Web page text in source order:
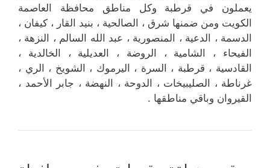
يعملون في قرطبة وكل مناطق محافظة العاصمة
الكويت ومن ضمنها شرق ، الصالحية ، بنيد القار ، كيفان ،
الدسمة ، الدعية ، المنصورية ، عبد الله السالم ، النزهة ،
الفيحاء ، الشامية ، الروضة ، العديلية ، الخالدية ،
القادسية ، قرطبة ، السرة ، اليرموك ، الشويخ ، الري ،
غرناطة ، الصليبيخات ، الدوحة ، النهضة ، جابر الأحمد ،
القيروان وباقي مناطقها .